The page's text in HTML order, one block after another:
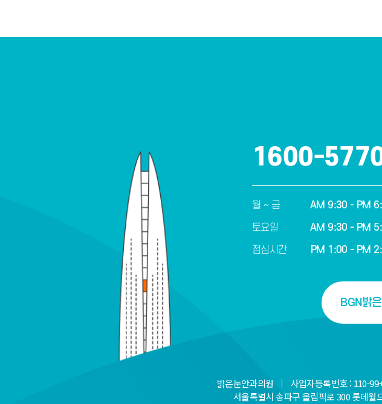
1600-
월 ~ 금 AM 9:30 - PM
토요일 AM 9:30 - PM
점심시간
PM 1:00 - PM
BGN밝
밝은눈안과의원 ｜ 사업자등록번호 : 110-
서울특별시 송파구 올림픽로 300 롯데